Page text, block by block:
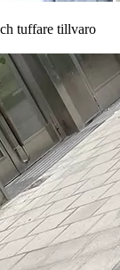
tuffare tillvaro